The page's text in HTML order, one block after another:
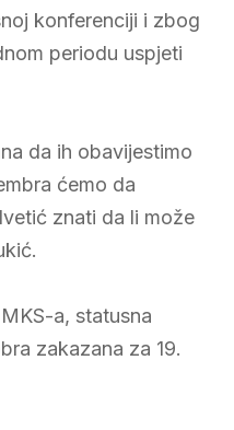
konferenciji i zbog
periodu uspjeti
da ih obavijestimo
ćemo da
znati da li može
a, statusna
zakazana za 19.